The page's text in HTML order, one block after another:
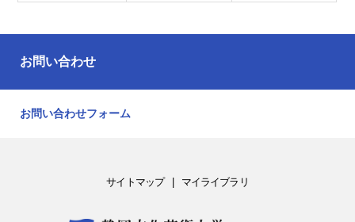
お問い合わせ
お問い合わせフォーム
サイトマップ マイライブラリ